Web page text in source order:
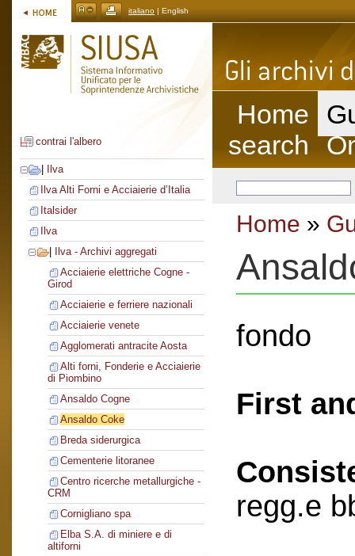
italiano | English
contrai l'albero
Ilva
Ilva Alti Forni e Acciaierie d’Italia
Italsider
Ilva
Ilva - Archivi aggregati
Acciaierie elettriche Cogne -
Girod
Acciaierie e ferriere nazionali
Acciaierie venete
Agglomerati antracite Aosta
Alti forni, Fonderie e Acciaierie
di Piombino
Ansaldo Cogne
Ansaldo Coke
Breda siderurgica
Cementerie litoranee
Centro ricerche metallurgiche -
CRM
Cornigliano spa
Elba S.A. di miniere e di
altiforni
Home
search
Home »
fondo
First
regg.e